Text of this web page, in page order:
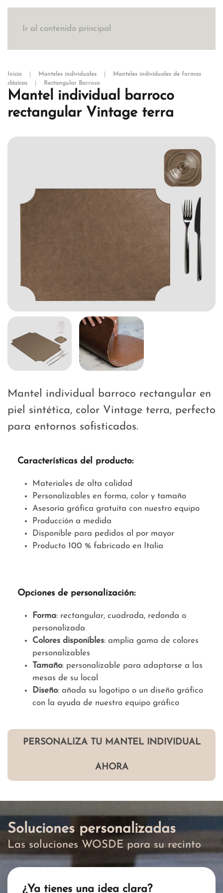
Ir al contenido principal
Inicio Manteles individuales
Manteles individuales de formas
clásicas
Rectangular Barroco
Mantel individual barroco
rectangular Vintage terra
Mantel individual barroco rectangular en
piel sintética, color Vintage terra, perfecto
para entornos sofisticados.
Características del producto:
Materiales de alta calidad
Personalizables en forma, color y tamaño
Asesoría gráfica gratuita con nuestro equipo
Producción a medida
Disponible para pedidos al por mayor
Producto 100 % fabricado en Italia
Opciones de personalización:
Forma: rectangular, cuadrada, redonda o
personalizada
Colores disponibles: amplia gama de colores
personalizables
Tamaño: personalizable para adaptarse a las
mesas de su local
Diseño: añada su logotipo o un diseño gráfico
con la ayuda de nuestro equipo gráfico
PERSONALIZA TU MANTEL INDIVIDUAL
AHORA
Soluciones personalizadas
Las soluciones WOSDE para su recinto
¿Ya tienes una idea clara?